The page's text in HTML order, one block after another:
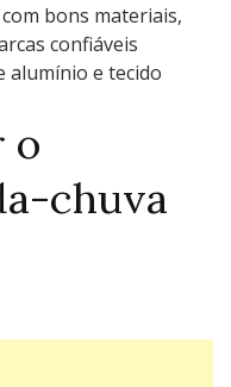
bons materiais,
confiáveis
alumínio e tecido
o
chuva